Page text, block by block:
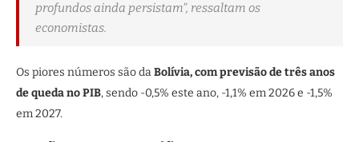
profundos ainda persistam”, ressaltam os
economistas.
Os piores números são daBolívia, com previsão de três anos
de queda no PIB, sendo -0,5% este ano, -1,1% em 2026 e -1,5%
em 2027.